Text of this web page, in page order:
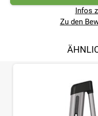
Infos
Zu den